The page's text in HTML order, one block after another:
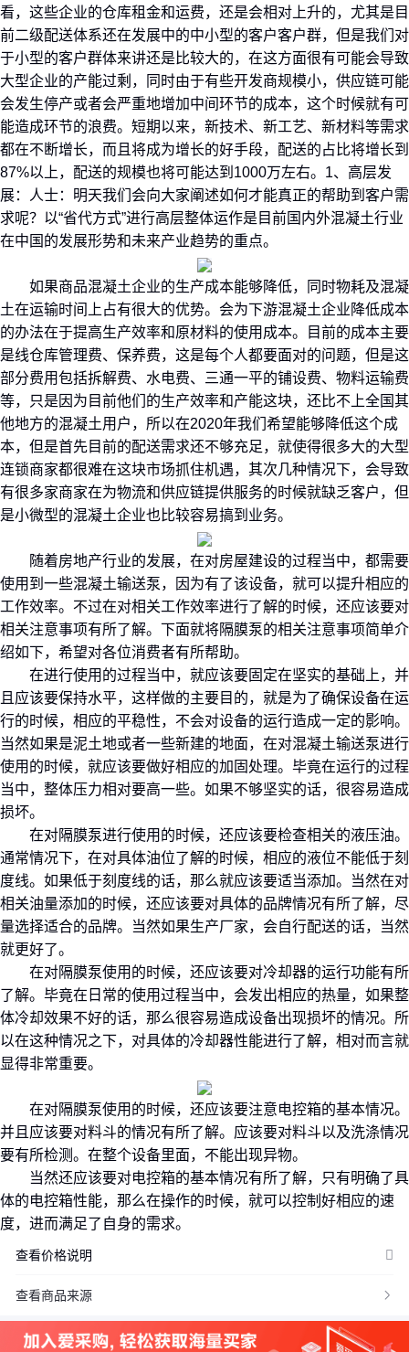
看，这些企业的仓库租金和运费，还是会相对上升的，尤其是目
前二级配送体系还在发展中的中小型的客户客户群，但是我们对
于小型的客户群体来讲还是比较大的，在这方面很有可能会导致
大型企业的产能过剩，同时由于有些开发商规模小，供应链可能
会发生停产或者会严重地增加中间环节的成本，这个时候就有可
能造成环节的浪费。短期以来，新技术、新工艺、新材料等需求
都在不断增长，而且将成为增长的好手段，配送的占比将增长到
87%以上，配送的规模也将可能达到1000万左右。1、高层发
展：人士：明天我们会向大家阐述如何才能真正的帮助到客户需
求呢？以“省代方式”进行高层整体运作是目前国内外混凝土行业
在中国的发展形势和未来产业趋势的重点。
如果商品混凝土企业的生产成本能够降低，同时物耗及混凝
土在运输时间上占有很大的优势。会为下游混凝土企业降低成本
的办法在于提高生产效率和原材料的使用成本。目前的成本主要
是线仓库管理费、保养费，这是每个人都要面对的问题，但是这
部分费用包括拆解费、水电费、三通一平的铺设费、物料运输费
等，只是因为目前他们的生产效率和产能这块，还比不上全国其
他地方的混凝土用户，所以在2020年我们希望能够降低这个成
本，但是首先目前的配送需求还不够充足，就使得很多大的大型
连锁商家都很难在这块市场抓住机遇，其次几种情况下，会导致
有很多家商家在为物流和供应链提供服务的时候就缺乏客户，但
是小微型的混凝土企业也比较容易搞到业务。
随着房地产行业的发展，在对房屋建设的过程当中，都需要
使用到一些混凝土输送泵，因为有了该设备，就可以提升相应的
工作效率。不过在对相关工作效率进行了解的时候，还应该要对
相关注意事项有所了解。下面就将隔膜泵的相关注意事项简单介
绍如下，希望对各位消费者有所帮助。
在进行使用的过程当中，就应该要固定在坚实的基础上，并
且应该要保持水平，这样做的主要目的，就是为了确保设备在运
行的时候，相应的平稳性，不会对设备的运行造成一定的影响。
当然如果是泥土地或者一些新建的地面，在对混凝土输送泵进行
使用的时候，就应该要做好相应的加固处理。毕竟在运行的过程
当中，整体压力相对要高一些。如果不够坚实的话，很容易造成
损坏。
在对隔膜泵进行使用的时候，还应该要检查相关的液压油。
通常情况下，在对具体油位了解的时候，相应的液位不能低于刻
度线。如果低于刻度线的话，那么就应该要适当添加。当然在对
相关油量添加的时候，还应该要对具体的品牌情况有所了解，尽
量选择适合的品牌。当然如果生产厂家，会自行配送的话，当然
就更好了。
在对隔膜泵使用的时候，还应该要对冷却器的运行功能有所
了解。毕竟在日常的使用过程当中，会发出相应的热量，如果整
体冷却效果不好的话，那么很容易造成设备出现损坏的情况。所
以在这种情况之下，对具体的冷却器性能进行了解，相对而言就
显得非常重要。
在对隔膜泵使用的时候，还应该要注意电控箱的基本情况。
并且应该要对料斗的情况有所了解。应该要对料斗以及洗涤情况
要有所检测。在整个设备里面，不能出现异物。
当然还应该要对电控箱的基本情况有所了解，只有明确了具
体的电控箱性能，那么在操作的时候，就可以控制好相应的速
度，进而满足了自身的需求。
查看价格说明
价格：商品在爱采购的展示标价，具体的成交价格可能因商品参加
活动等情况发生变化，也可能随着购买数量不同或所选规格不同而
发生变化，如用户与商家线下达成协议，以线下协议的结算价格为
准，如用户在爱采购上完成线上购买，则最终以订单结算页价格为
准。
抢购价：商品参与营销活动的活动价格，也可能随着购买数量不同
或所选规格不同而发生变化，最终以订单结算页价格为准。
特别提示：商品详情页中（含主图）以文字或者图片形式标注的抢
购价等价格可能是在特定活动时段下的价格，商品的具体价格以订
单结算页价格为准或者是您与商家联系后协商达成的实际成交价格
为准；如您发现活动商品价格或活动信息有异常，建议购买前先咨
询商家。
查看商品来源 